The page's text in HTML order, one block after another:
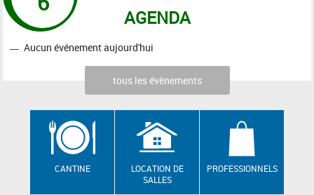
AGENDA
Aucun événement aujourd'hui
tous les évènements
CANTINE
LOCATION DE
SALLES
PROFESSIONNELS